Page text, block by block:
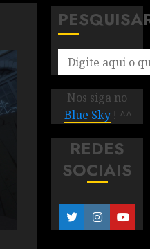
Nos siga no
Blue Sky ! ^^
REDES
SOCIAIS